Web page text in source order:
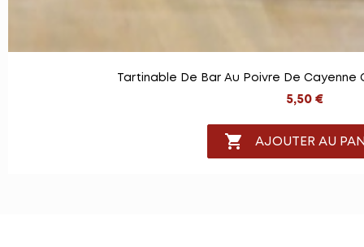
Tartinable De Bar Au Poivre De Cayenne
5,50 €
 AJOUTER AU